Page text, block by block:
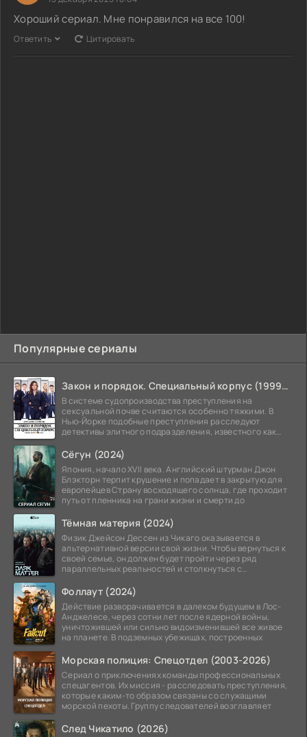
Популярные сериалы
Закон и порядок. Специальный корпус (1999-2026)
В системе судопроизводства преступления на
сексуальной почве считаются особенно тяжкими. В
Нью-Йорке подобные преступления расследуют
детективы элитного подразделения, известного как
Сёгун (2024)
Япония, начало XVII века. Английский штурман Джон
Блэкторн терпит крушение и попадает в закрытую для
европейцев Страну восходящего солнца, где проходит
путь от пленника на грани жизни и смерти до
Тёмная материя (2024)
Физик Джейсон Дессен из Чикаго оказывается в
альтернативной версии свой жизни. Чтобы вернуться к
своей семье, он должен будет пройти через ряд
параллельных реальностей и столкнуться с
Фоллаут (2024)
Действие разворачивается в далеком будущем в Лос-
Анджелесе, через сотни лет после ядерной войны,
уничтожившей или сильно видоизменившей все живое
на планете. В подземных убежищах, построенных
Морская полиция: Спецотдел (2003-2026)
Сериал о приключениях команды профессиональных
спецагентов. Их миссия - расследовать преступления,
которые каким-то образом связаны со служащими
морской пехоты. Группу следователей возглавляет
След Чикатило (2026)
Хороший сериал. Мне понравился на все 100!
Ответить Цитировать